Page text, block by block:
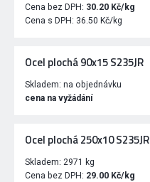
Cena bez DPH: 30.20 Kč/kg
Cena s DPH: 36.50 Kč/kg
Ocel plochá 90x15 S235JR
Skladem: na objednávku
cena na vyžádání
Ocel plochá 250x10 S235JR
Skladem: 2971 kg
Cena bez DPH: 29.00 Kč/kg